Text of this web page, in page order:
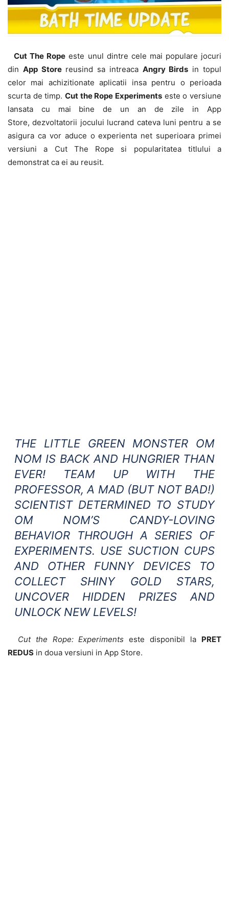
Cut The Rope este unul dintre cele mai populare jocuri
din App Storereusind sa intreaca Angry Birds in topul
celor mai achizitionate aplicatii insa pentru o perioada
scurta de timp. Cut the Rope Experiments este o versiune
lansata cu mai bine de un an de zile in App
Store, dezvoltatorii jocului lucrand cateva luni pentru a se
asigura ca vor aduce o experienta net superioara primei
versiuni a Cut The Rope si popularitatea titlului a
demonstrat ca ei au reusit.
THE LITTLE GREEN MONSTER OM
NOM IS BACK AND HUNGRIER THAN
EVER! TEAM UP WITH THE
PROFESSOR, A MAD (BUT NOT BAD!)
SCIENTIST DETERMINED TO STUDY
OM NOM’S CANDY-LOVING
BEHAVIOR THROUGH A SERIES OF
EXPERIMENTS. USE SUCTION CUPS
AND OTHER FUNNY DEVICES TO
COLLECT SHINY GOLD STARS,
UNCOVER HIDDEN PRIZES AND
UNLOCK NEW LEVELS!
Cut the Rope: Experiments este disponibil la PRET
REDUS in doua versiuni in App Store.